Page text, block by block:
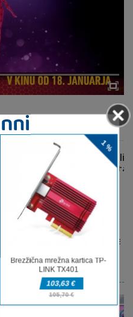
DELJENJE